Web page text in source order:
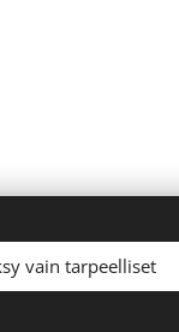
vain tarpeelliset